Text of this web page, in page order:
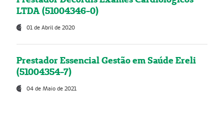
LTDA (51004346-0)
01 de Abril de 2020
Prestador Essencial Gestão em Saúde Ereli
(51004354-7)
04 de Maio de 2021